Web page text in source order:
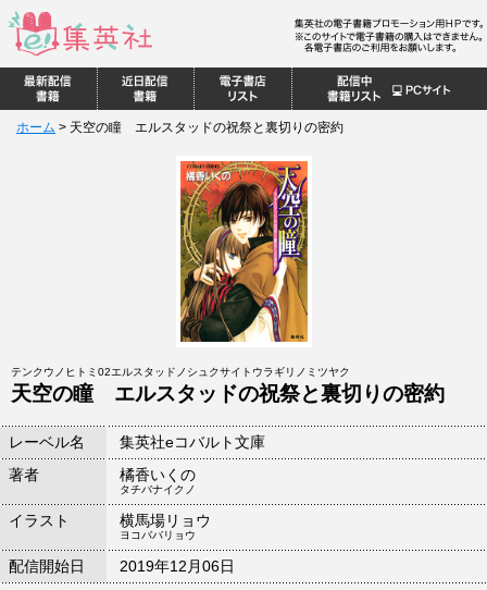
ホーム > 天空の瞳 エルスタッドの祝祭と裏切りの密約
テンクウノヒトミ02エルスタッドノシュクサイトウラギリノミツヤク
天空の瞳 エルスタッドの祝祭と裏切りの密約
レーベル名
集英社eコバルト文庫
著者
橘香いくの
タチバナイクノ
イラスト 横馬場リョウ
ヨコババリョウ
配信開始日 2019年12月06日